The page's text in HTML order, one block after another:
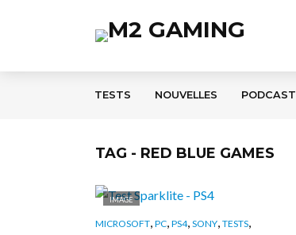
TESTS NOUVELLES PODCAST
TAG - RED BLUE GAMES
IMAGE
MICROSOFT, PC, PS4, SONY, TESTS,